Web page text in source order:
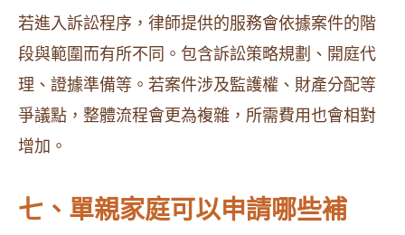
若進入訴訟程序，律師提供的服務會依據案件的階
段與範圍而有所不同。包含訴訟策略規劃、開庭代
理、證據準備等。若案件涉及監護權、財產分配等
爭議點，整體流程會更為複雜，所需費用也會相對
增加。
七、單親家庭可以申請哪些補